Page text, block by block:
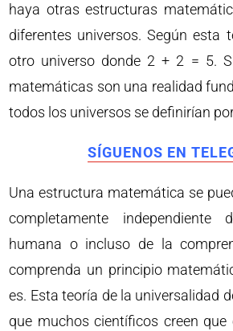
haya otras estructuras
diferentes universos. Según esta
otro universo donde 2 + 2 = 5.
matemáticas son una realidad
todos los universos se definirían
SÍGUENOS EN
Una estructura matemática se
completamente independiente
humana o incluso de la
comprenda un principio
es. Esta teoría de la universalidad
que muchos científicos creen que